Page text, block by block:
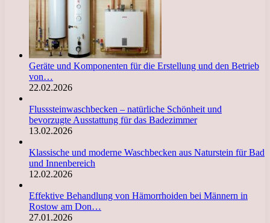
Geräte und Komponenten für die Erstellung und den Betrieb
von…
22.02.2026
Flusssteinwaschbecken – natürliche Schönheit und
bevorzugte Ausstattung für das Badezimmer
13.02.2026
Klassische und moderne Waschbecken aus Naturstein für Bad
und Innenbereich
12.02.2026
Effektive Behandlung von Hämorrhoiden bei Männern in
Rostow am Don…
27.01.2026